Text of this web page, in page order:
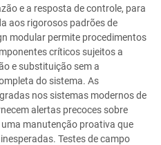
e a resposta de controle, para
aos rigorosos padrões de
modular permite procedimentos
críticos sujeitos a
e substituição sem a
do sistema. As
nos sistemas modernos de
alertas precoces sobre
manutenção proativa que
Testes de campo